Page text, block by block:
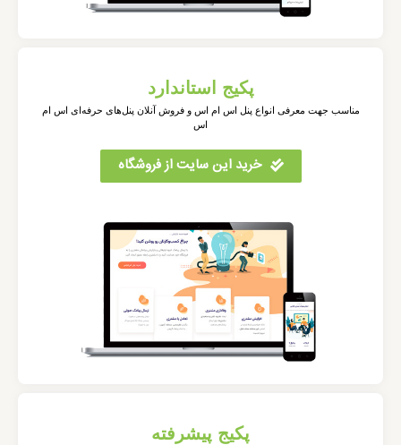
پکیج استاندارد
مناسب جهت معرفی انواع پنل اس ام اس و فروش آنلان پنل‌های حرفه‌ای اس ام
اس
خرید این سایت از فروشگاه
پکیج پیشرفته